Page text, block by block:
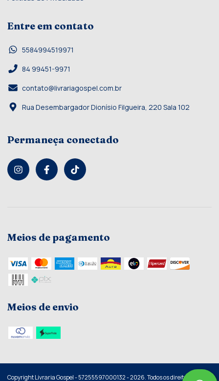
Entre em contato
5584994519971
84 99451-9971
contato@livrariagospel.com.br
Rua Desembargador Dionísio Filgueira, 220 Sala 102
Permaneça conectado
Meios de pagamento
Meios de envio
Copyright Livraria Gospel - 57255597000132 - 2026. Todos os direitos